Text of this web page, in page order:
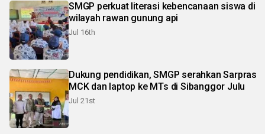
SMGP perkuat literasi kebencanaan siswa di
wilayah rawan gunung api
Jul 16th
Dukung pendidikan, SMGP serahkan Sarpras
MCK dan laptop ke MTs di Sibanggor Julu
Jul 21st